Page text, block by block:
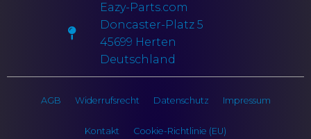
Eazy-Parts.com
Doncaster-Platz 5
45699 Herten
Deutschland
AGB Widerrufsrecht Datenschutz Impressum
Kontakt Cookie-Richtlinie (EU)